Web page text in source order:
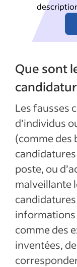
Que sont
Les fausses
d’individus
(comme des
poste, ou
malveillante
informations
comme des
inventées,